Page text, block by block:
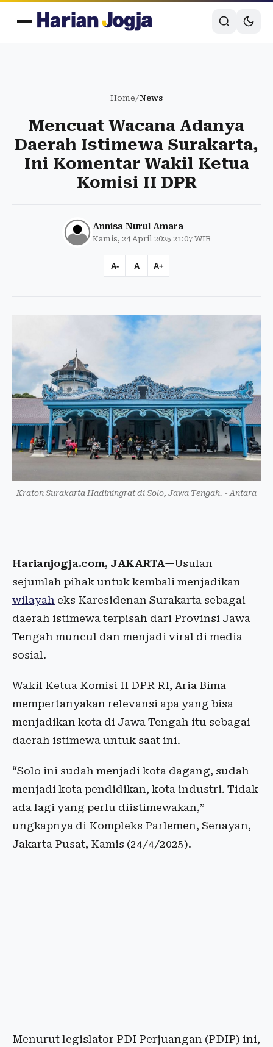
Home/News
Mencuat Wacana Adanya
Daerah Istimewa Surakarta,
Ini Komentar Wakil Ketua
Komisi II DPR
Annisa Nurul Amara
Kamis, 24 April 2025 21:07 WIB
A- A A+
Kraton Surakarta Hadiningrat di Solo, Jawa Tengah. - Antara
Harianjogja.com, JAKARTA—Usulan
sejumlah pihak untuk kembali menjadikan
wilayah eks Karesidenan Surakarta sebagai
daerah istimewa terpisah dari Provinsi Jawa
Tengah muncul dan menjadi viral di media
sosial.
Wakil Ketua Komisi II DPR RI, Aria Bima
mempertanyakan relevansi apa yang bisa
menjadikan kota di Jawa Tengah itu sebagai
daerah istimewa untuk saat ini.
“Solo ini sudah menjadi kota dagang, sudah
menjadi kota pendidikan, kota industri. Tidak
ada lagi yang perlu diistimewakan,”
ungkapnya di Kompleks Parlemen, Senayan,
Jakarta Pusat, Kamis (24/4/2025).
Menurut legislator PDI Perjuangan (PDIP) ini,